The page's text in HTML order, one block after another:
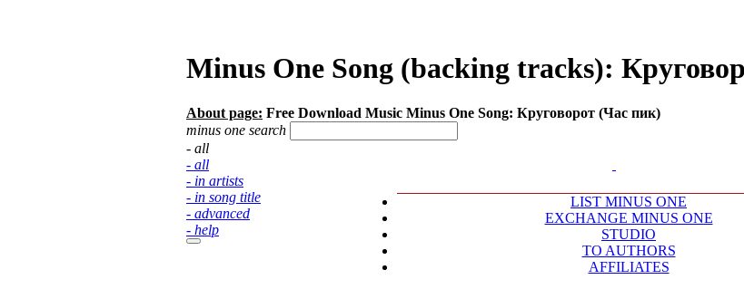
Minus One Song (backing tracks):
About page: Free Download Music Minus One Song: Круговорот (Час пик)
minus one search
- all
- all
- in artists
- in song title
- advanced
- help
LIST MINUS ONE
EXCHANGE MINUS ONE
STUDIO
TO AUTHORS
AFFILIATES